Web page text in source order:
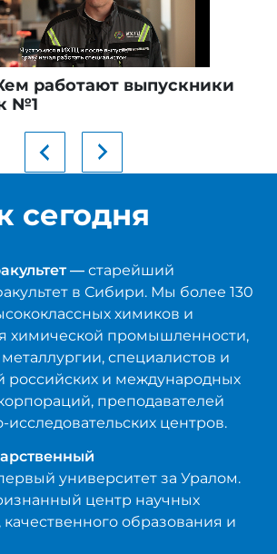
работают выпускники
№1
сегодня
― старейший
в Сибири. Мы более 130
химиков и
химической промышленности,
специалистов и
российских и международных
преподавателей
исследовательских центров.
университет за Уралом.
центр научных
образования и